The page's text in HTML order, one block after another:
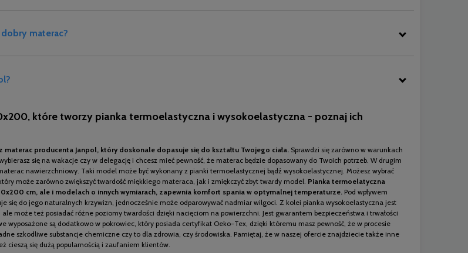
materac?
które tworzy pianka termoelastyczna i wysokoelastyczna - poznaj ich
materac producenta Janpol, który doskonale dopasuje się do kształtu Twojego ciała. Sprawdzi się zarówno w warunkach
się na wakacje czy w delegację i chcesz mieć pewność, że materac będzie dopasowany do Twoich potrzeb. W drugim
nawierzchniowy. Taki model może być wykonany z pianki termoelastycznej bądź wysokoelastycznej. Możesz wybrać
może zarówno zwiększyć twardość miękkiego materaca, jak i zmiękczyć zbyt twardy model. Pianka termoelatyczna
cm, ale i modelach o innych wymiarach, zapewnia komfort spania w optymalnej temperaturze. Pod wpływem
się do jego naturalnych krzywizn, jednocześnie może odparowywać nadmiar wilgoci. Z kolei pianka wysokoelastyczna jest
ale może też posiadać różne poziomy twardości dzięki nacięciom na powierzchni. Jest gwarantem bezpieczeństwa i trwałości
wyposażone są dodatkowo w pokrowiec, który posiada certyfikat Oeko-Tex, dzięki któremu masz pewność, że w procesie
szkodliwe substancje chemiczne czy to dla zdrowia, czy środowiska. Pamiętaj, że w naszej ofercie znajdziecie także inne
cieszą się dużą popularnością i zaufaniem klientów.